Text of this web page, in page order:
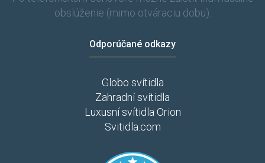
obslúženie (mimo otváraciu dobu).
Odporúčané odkazy
Globo svítidla
Zahradní svítidla
Luxusní svítidla Orion
Svitidla.com